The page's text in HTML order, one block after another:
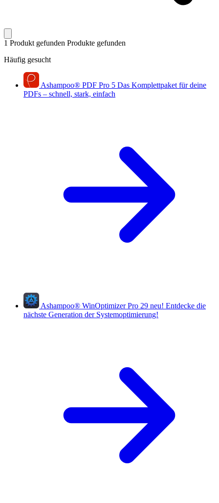
1 Produkt gefunden Produkte gefunden
Häufig gesucht
Ashampoo® PDF Pro 5 Das Komplettpaket für deine
PDFs – schnell, stark, einfach
Ashampoo® WinOptimizer Pro 29 neu! Entdecke die
nächste Generation der Systemoptimierung!